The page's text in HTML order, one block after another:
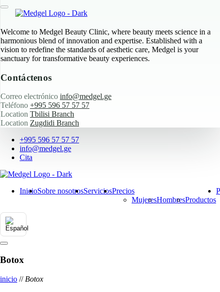
Welcome to Medgel Beauty Clinic, where beauty meets science in a
harmonious blend of innovation and expertise. Established with a
vision to redefine the standards of aesthetic care, Medgel is your
sanctuary for transformative beauty experiences.
Contáctenos
Correo electrónico info@medgel.ge
Teléfono +995 596 57 57 57
Location Tbilisi Branch
Location Zugdidi Branch
+995 596 57 57 57
info@medgel.ge
Cita
InicioSobre nosotrosServiciosPrecios
MujeresHombresProductos
Botox
inicio // Botox